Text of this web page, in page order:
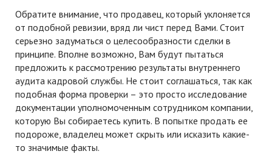
Обратите внимание, что продавец, который уклоняется
от подобной ревизии, вряд ли чист перед Вами. Стоит
серьезно задуматься о целесообразности сделки в
принципе. Вполне возможно, Вам будут пытаться
предложить к рассмотрению результаты внутреннего
аудита кадровой службы. Не стоит соглашаться, так как
подобная форма проверки – это просто исследование
документации уполномоченным сотрудником компании,
которую Вы собираетесь купить. В попытке продать ее
подороже, владелец может скрыть или исказить какие-
то значимые факты.